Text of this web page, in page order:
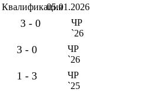
Квалификация05.01.2026
3 - 0
ЧР
`26
3 - 0
ЧР
`26
1 - 3
ЧР
`25